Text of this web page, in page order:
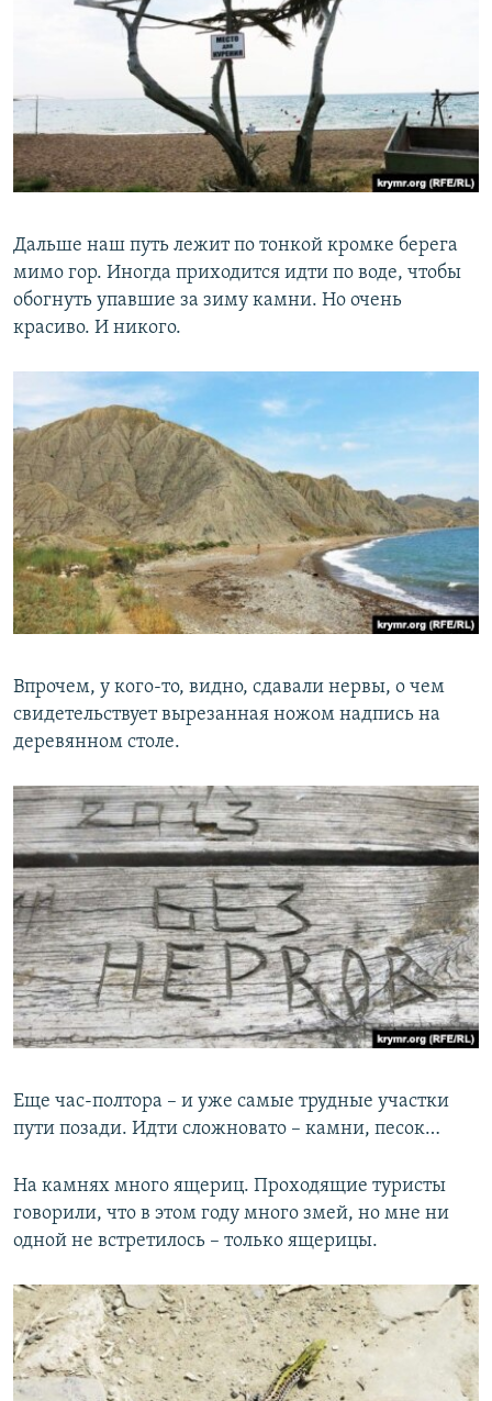
Дальше наш путь лежит по тонкой кромке берега
мимо гор. Иногда приходится идти по воде, чтобы
обогнуть упавшие за зиму камни. Но очень
красиво. И никого.
Впрочем, у кого-то, видно, сдавали нервы, о чем
свидетельствует вырезанная ножом надпись на
деревянном столе.
Еще час-полтора – и уже самые трудные участки
пути позади. Идти сложновато – камни, песок…
На камнях много ящериц. Проходящие туристы
говорили, что в этом году много змей, но мне ни
одной не встретилось – только ящерицы.